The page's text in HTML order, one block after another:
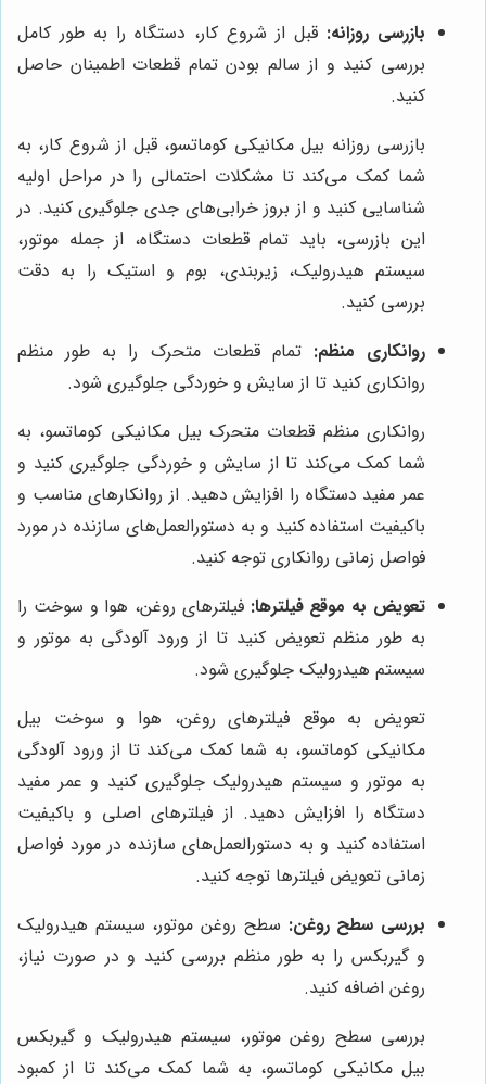
بازرسی روزانه: قبل از شروع کار، دستگاه را به طور کامل
بررسی کنید و از سالم بودن تمام قطعات اطمینان حاصل
کنید.
بازرسی روزانه بیل مکانیکی کوماتسو، قبل از شروع کار، به
شما کمک می‌کند تا مشکلات احتمالی را در مراحل اولیه
شناسایی کنید و از بروز خرابی‌های جدی جلوگیری کنید. در
این بازرسی، باید تمام قطعات دستگاه، از جمله موتور،
سیستم هیدرولیک، زیربندی، بوم و استیک را به دقت
بررسی کنید.
روانکاری منظم: تمام قطعات متحرک را به طور منظم
روانکاری کنید تا از سایش و خوردگی جلوگیری شود.
روانکاری منظم قطعات متحرک بیل مکانیکی کوماتسو، به
شما کمک می‌کند تا از سایش و خوردگی جلوگیری کنید و
عمر مفید دستگاه را افزایش دهید. از روانکارهای مناسب و
باکیفیت استفاده کنید و به دستورالعمل‌های سازنده در مورد
فواصل زمانی روانکاری توجه کنید.
تعویض به موقع فیلترها: فیلترهای روغن، هوا و سوخت را
به طور منظم تعویض کنید تا از ورود آلودگی به موتور و
سیستم هیدرولیک جلوگیری شود.
تعویض به موقع فیلترهای روغن، هوا و سوخت بیل
مکانیکی کوماتسو، به شما کمک می‌کند تا از ورود آلودگی
به موتور و سیستم هیدرولیک جلوگیری کنید و عمر مفید
دستگاه را افزایش دهید. از فیلترهای اصلی و باکیفیت
استفاده کنید و به دستورالعمل‌های سازنده در مورد فواصل
زمانی تعویض فیلترها توجه کنید.
بررسی سطح روغن: سطح روغن موتور، سیستم هیدرولیک
و گیربکس را به طور منظم بررسی کنید و در صورت نیاز،
روغن اضافه کنید.
بررسی سطح روغن موتور، سیستم هیدرولیک و گیربکس
بیل مکانیکی کوماتسو، به شما کمک می‌کند تا از کمبود